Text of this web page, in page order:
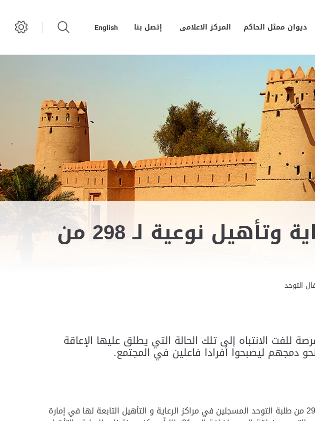
ديوان ممثل الحاكم المركز الاعلامى إتصل بنا English
مراكز "زايد العليا" تقدم برامج رعاية وتأهيل نوعية لـ 298 من
للفت الانتباه إلى تلك الحالة التي يطلق عليها الإعاقة
دمجهم ليصبحوا أفرادا فاعلين في المجتمع.
وتقدم مؤسسة زايد العليا لأصحاب الهمم برامج رعاية وتأهيل بمعايير عالمية معتمدة لعدد 298 من طلبة التوحد المسجلين في مراكز الرعاية و التأهيل التابعة لها في إمارة